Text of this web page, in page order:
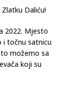
Daliću!
2022. Mjesto
i točnu satnicu
možemo sa
koji su